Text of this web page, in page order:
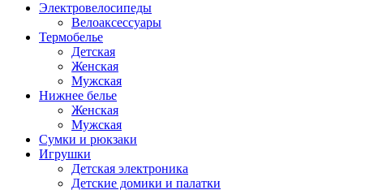
Электровелосипеды
Велоаксессуары
Термобелье
Детская
Женская
Мужская
Нижнее белье
Женская
Мужская
Сумки и рюкзаки
Игрушки
Детская электроника
Детские домики и палатки